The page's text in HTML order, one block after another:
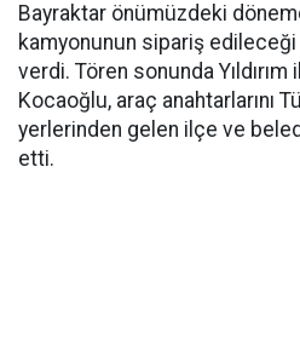
Bayraktar önümüzdeki
kamyonunun sipariş
verdi. Tören sonunda
Kocaoğlu, araç anahtarlarını
yerlerinden gelen ilçe ve
etti.